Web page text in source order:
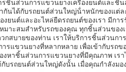
รชิ้นส่วนการแขวนยางเครื่องยนต์และ
กันได้กับรถยนต์ส่วนใหญ่น้ําหนักของแต่
องยนต์และอะไหล่ยืดรถยนต์ของเรา มี
มาะสมสําหรับรถของคุณ ทุกชิ้นส่วนของ
วกสบายของท่าน เราให้บริการชิ้นส่วน
ารแขวนยางที่หลากหลาย เพื่อเข้ากับรถ
งหาชิ้นส่วนการแขวนยางที่มีคุณภาพ เร
กับรถยนต์ส่วนใหญ่ดังนั้น เมื่อคุณกําลังม